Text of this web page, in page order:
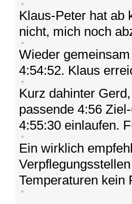
Klaus-Peter hat ab
nicht, mich noch
Wieder
4:54:52. Klaus
Kurz dahinter
passende 4:56
4:55:30 einlaufen.
Ein wirklich
Temperaturen kein